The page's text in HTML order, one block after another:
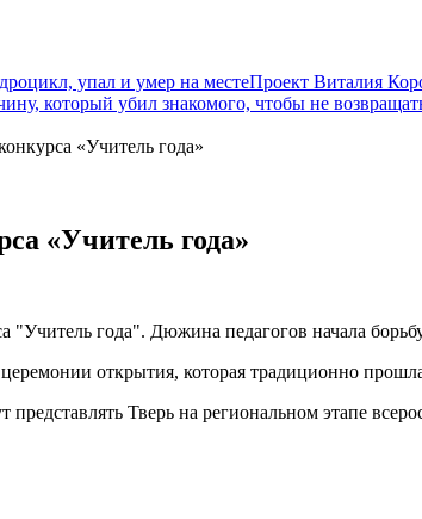
упал и умер на местеПроект Виталия
который убил знакомого, чтобы не
«Учитель года»
«Учитель года»
"Учитель года". Дюжина педагогов начала
открытия, которая традиционно
Тверь на региональном этапе